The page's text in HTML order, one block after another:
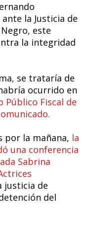
la Justicia de
este
la integridad
se trataría de
ocurrido en
Público Fiscal de
por la mañana, la
una conferencia
Sabrina
justicia de
del